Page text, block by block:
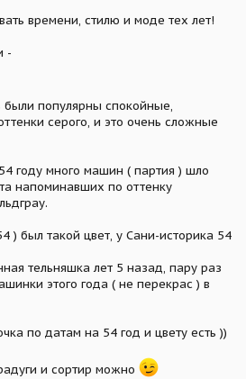
времени, стилю и моде тех лет!
-
популярны спокойные,
серого, и это очень сложные
году много машин ( партия ) шло
напоминавших по оттенку
) был такой цвет, у Сани-историка 54
тельняшка лет 5 назад, пару раз
этого года ( не перекрас ) в
по датам на 54 год и цвету есть ))
и сортир можно